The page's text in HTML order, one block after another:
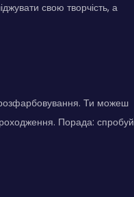
свою творчість, а
розфарбовування. Ти можеш
Порада: спробуй